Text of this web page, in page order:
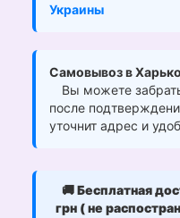
Украины
Самовывоз в
Вы можете
после
уточнит адрес и
🚚Бесплатная
грн ( не